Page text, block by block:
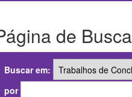
de Busca
Buscar em:
por